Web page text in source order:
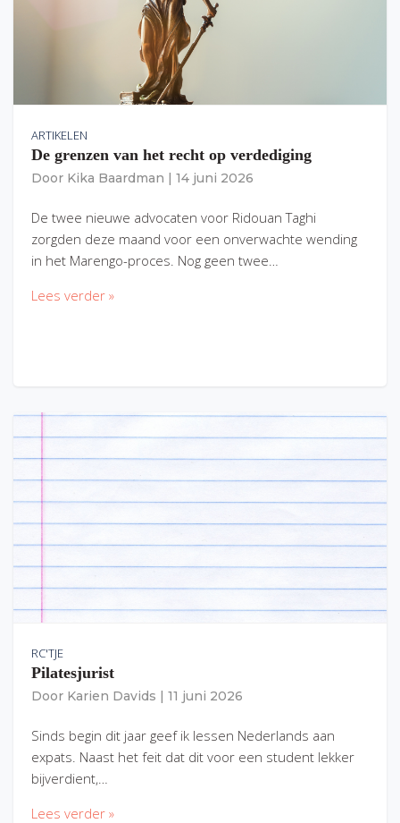
ARTIKELEN
De grenzen van het recht op verdediging
Door Kika Baardman 14 juni 2026
De twee nieuwe advocaten voor Ridouan Taghi
zorgden deze maand voor een onverwachte wending
in het Marengo-proces. Nog geen twee…
Lees verder »
RC'TJE
Pilatesjurist
Door Karien Davids 11 juni 2026
Sinds begin dit jaar geef ik lessen Nederlands aan
expats. Naast het feit dat dit voor een student lekker
bijverdient,…
Lees verder »